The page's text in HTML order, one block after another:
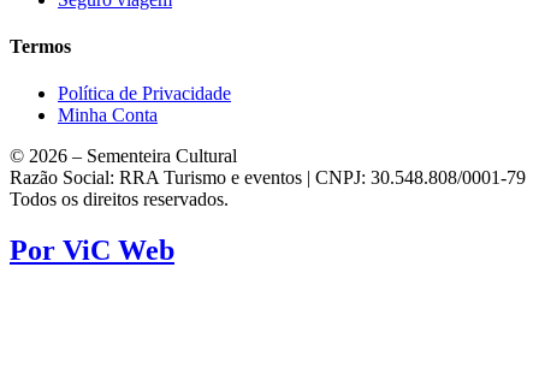
Termos
Política de Privacidade
Minha Conta
© 2026 – Sementeira Cultural
Razão Social: RRA Turismo e eventos | CNPJ: 30.548.808/0001-79
Todos os direitos reservados.
Por ViC Web